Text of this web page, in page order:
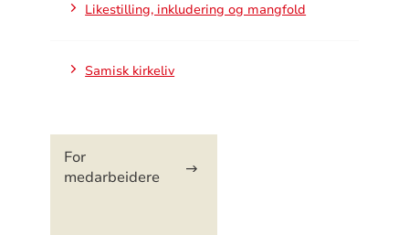
Likestilling, inkludering og mangfold
Samisk kirkeliv
Artikkelsnarveger
For
medarbeidere